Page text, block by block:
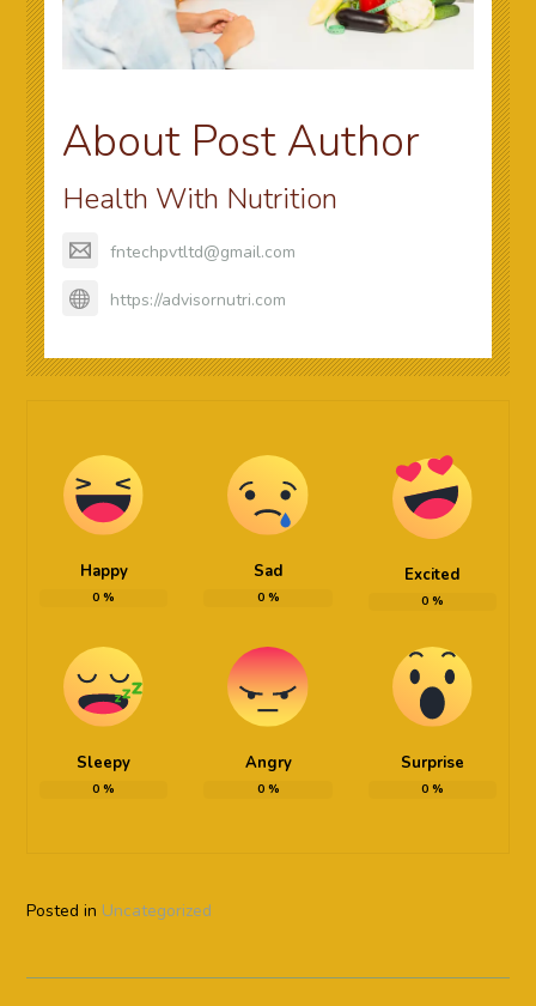
About Post Author
Health With Nutrition
fntechpvtltd@gmail.com
https://advisornutri.com
Happy
0 %
Sad
0%
Excited
0%
Sleepy
0 %
Angry
0%
Surprise
0%
Posted in Uncategorized